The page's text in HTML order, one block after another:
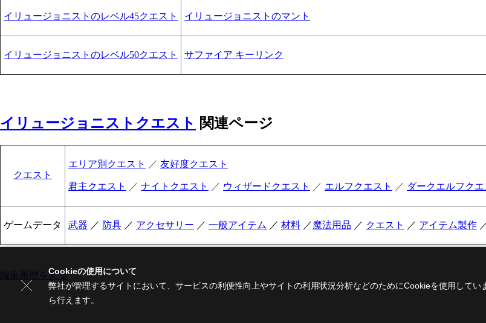
イリュージョニストのレベル45クエスト イリュージョニストのマント
イリュージョニストのレベル50クエスト サファイア キーリンク
イリュージョニストクエスト 関連ページ
クエスト
エリア別クエスト ／ 友好度クエスト
君主クエスト ／ ナイトクエスト ／ ウィザードクエスト ／ エルフクエスト ／ ダークエルフクエ
ゲームデータ 武器 ／ 防具 ／ アクセサリー ／ 一般アイテム ／ 材料 ／魔法用品 ／ クエスト ／ アイテム製作
編集履歴を見るCookieの使用について
弊社が管理するサイトにおいて、サービスの利便性向上やサイトの利用状況分析などのためにCookieを使用してい
ら行えます。